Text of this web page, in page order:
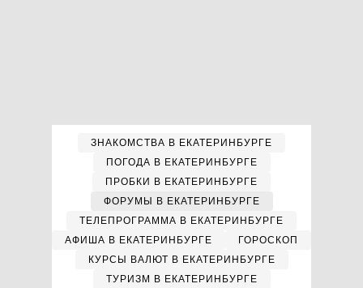
ЗНАКОМСТВА В ЕКАТЕРИНБУРГЕ
ПОГОДА В ЕКАТЕРИНБУРГЕ
ПРОБКИ В ЕКАТЕРИНБУРГЕ
ФОРУМЫ В ЕКАТЕРИНБУРГЕ
ТЕЛЕПРОГРАММА В ЕКАТЕРИНБУРГЕ
АФИША В ЕКАТЕРИНБУРГЕ
ГОРОСКОП
КУРСЫ ВАЛЮТ В ЕКАТЕРИНБУРГЕ
ТУРИЗМ В ЕКАТЕРИНБУРГЕ